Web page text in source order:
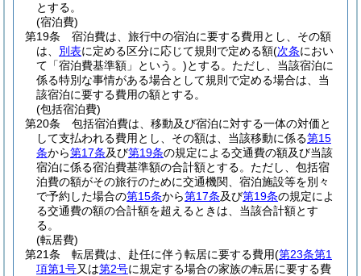
とする。
(宿泊費)
第19条
宿泊費は、旅行中の宿泊に要する費用とし、その額
は、 別表に定める区分に応じて規則で定める額(次条におい
て「宿泊費基準額」という。)とする。 ただし、当該宿泊に
係る特別な事情がある場合として規則で定める場合は、当
該宿泊に要する費用の額とする。
(包括宿泊費)
第20条
包括宿泊費は、移動及び宿泊に対する一体の対価と
して支払われる費用とし、その額は、当該移動に係る第15
条から第17条及び第19条の規定による交通費の額及び当該
宿泊に係る宿泊費基準額の合計額とする。 ただし、包括宿
泊費の額がその旅行のために交通機関、宿泊施設等を別々
で予約した場合の第15条から第17条及び第19条の規定によ
る交通費の額の合計額を超えるときは、当該合計額とす
る。
(転居費)
第21条
転居費は、赴任に伴う転居に要する費用(第23条第1
項第1号又は第2号に規定する場合の家族の転居に要する費